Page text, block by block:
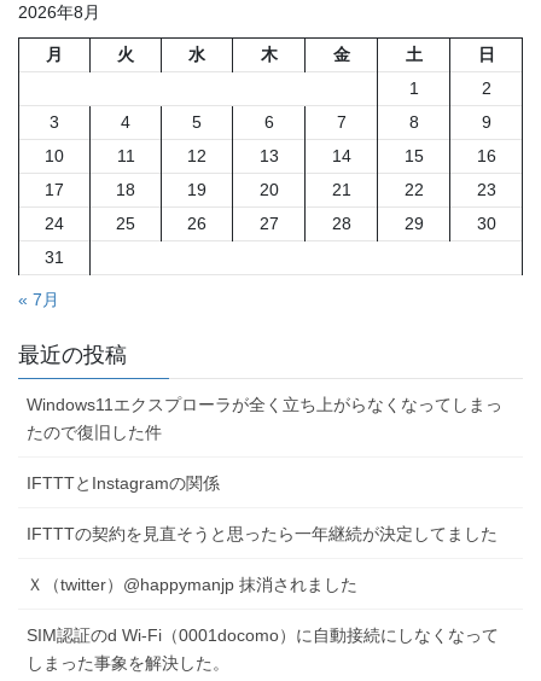
ペ
ー
ジ
送
り
ジ
ジ
2026年8月
月 火 水 木 金 土
日
1
2
3
4 5 6 7 8
9
10
11 12 13 14 15
16
17
18 19 20 21 22
23
24
25 26 27 28 29
30
31
« 7月
最近の投稿
Windows11エクスプローラが全く立ち上がらなくなってしまっ
たので復旧した件
IFTTTとInstagramの関係
IFTTTの契約を見直そうと思ったら一年継続が決定してました
Ｘ（twitter）@happymanjp 抹消されました
SIM認証のd Wi-Fi（0001docomo）に自動接続にしなくなって
しまった事象を解決した。